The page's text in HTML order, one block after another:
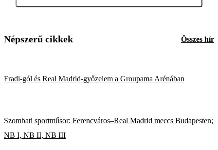
Népszerű cikkek Összes hír
Fradi-gól és Real Madrid-győzelem a Groupama Arénában
Szombati sportműsor: Ferencváros–Real Madrid meccs Budapesten;
NB I, NB II, NB III